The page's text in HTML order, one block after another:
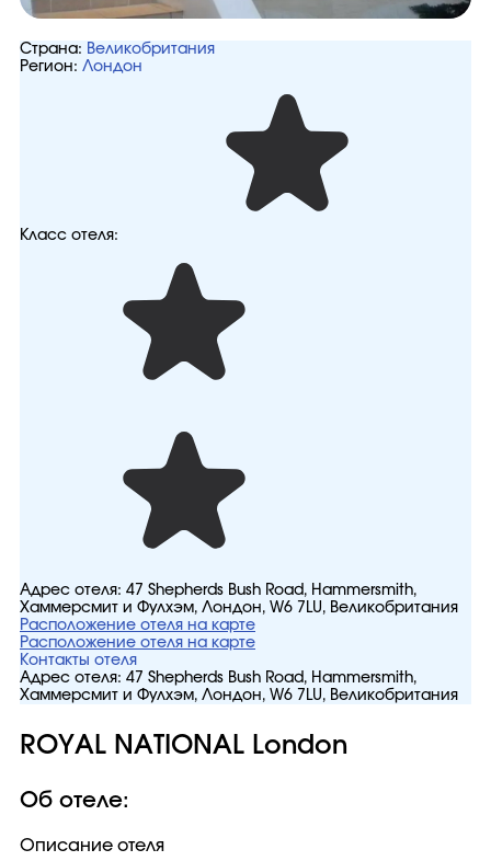
Страна: Великобритания
Регион: Лондон
Класс отеля:
Адрес отеля: 47 Shepherds Bush Road, Hammersmith,
Хаммерсмит и Фулхэм, Лондон, W6 7LU, Великобритания
Расположение отеля на карте
Расположение отеля на карте
Контакты отеля
Адрес отеля: 47 Shepherds Bush Road, Hammersmith,
Хаммерсмит и Фулхэм, Лондон, W6 7LU, Великобритания
ROYAL NATIONAL London
Об отеле:
Описание отеля